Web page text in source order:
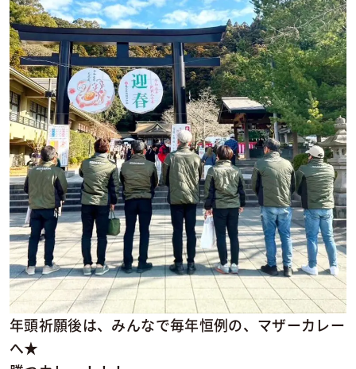
年頭祈願後は、みんなで毎年恒例の、マザーカレー
へ★